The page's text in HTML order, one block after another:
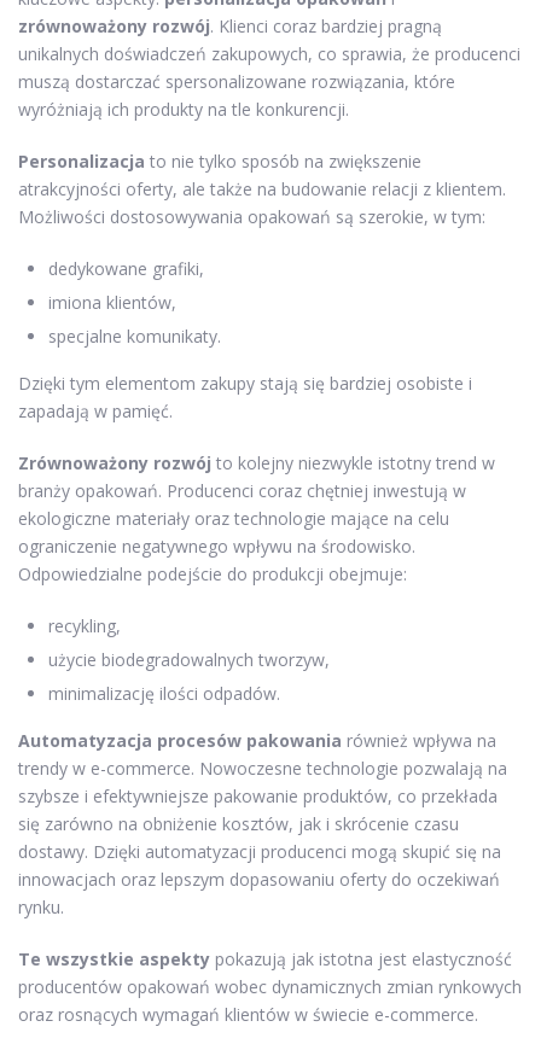
zrównoważony rozwój. Klienci coraz bardziej pragną
unikalnych doświadczeń zakupowych, co sprawia, że producenci
muszą dostarczać spersonalizowane rozwiązania, które
wyróżniają ich produkty na tle konkurencji.
Personalizacja to nie tylko sposób na zwiększenie
atrakcyjności oferty, ale także na budowanie relacji z klientem.
Możliwości dostosowywania opakowań są szerokie, w tym:
dedykowane grafiki,
imiona klientów,
specjalne komunikaty.
Dzięki tym elementom zakupy stają się bardziej osobiste i
zapadają w pamięć.
Zrównoważony rozwój to kolejny niezwykle istotny trend w
branży opakowań. Producenci coraz chętniej inwestują w
ekologiczne materiały oraz technologie mające na celu
ograniczenie negatywnego wpływu na środowisko.
Odpowiedzialne podejście do produkcji obejmuje:
recykling,
użycie biodegradowalnych tworzyw,
minimalizację ilości odpadów.
Automatyzacja procesów pakowania również wpływa na
trendy w e-commerce. Nowoczesne technologie pozwalają na
szybsze i efektywniejsze pakowanie produktów, co przekłada
się zarówno na obniżenie kosztów, jak i skrócenie czasu
dostawy. Dzięki automatyzacji producenci mogą skupić się na
innowacjach oraz lepszym dopasowaniu oferty do oczekiwań
rynku.
Te wszystkie aspekty pokazują jak istotna jest elastyczność
producentów opakowań wobec dynamicznych zmian rynkowych
oraz rosnących wymagań klientów w świecie e-commerce.